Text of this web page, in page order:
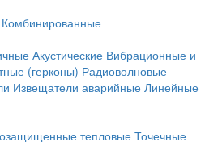
Комбинированные
Акустические Вибрационные и
(герконы) Радиоволновые
Извещатели аварийные Линейные
тепловые Точечные